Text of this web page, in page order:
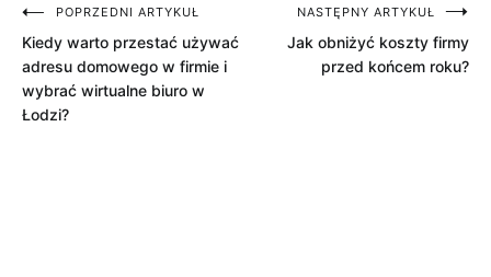
Nawigacja
wpisu
POPRZEDNI ARTYKUŁ
Kiedy warto przestać używać
adresu domowego w firmie i
wybrać wirtualne biuro w
Łodzi?
NASTĘPNY ARTYKUŁ
Jak obniżyć koszty firmy
przed końcem roku?